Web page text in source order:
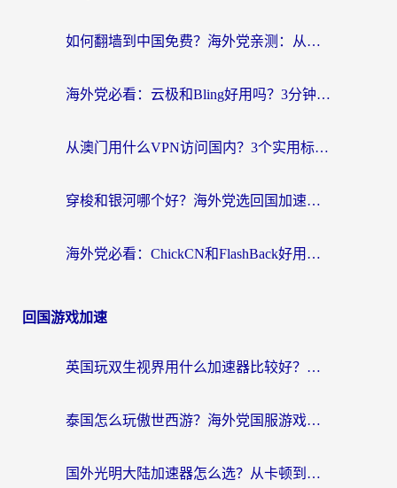
如何翻墙到中国免费？海外党亲测：从踩坑到选对加速器的全攻略
海外党必看：云极和Bling好用吗？3分钟教你选对回国加速器
从澳门用什么VPN访问国内？3个实用标准帮你避开坑，无缝刷剧听歌
穿梭和银河哪个好？海外党选回国加速器的避坑指南，附番茄加速器实测体验
海外党必看：ChickCN和FlashBack好用吗？3招教你选对回国加速器（附云极、HomeCN、斧牛vs艾果对比）
回国游戏加速
英国玩双生视界用什么加速器比较好？海外党亲测有效的国服游戏加速方案
泰国怎么玩傲世西游？海外党国服游戏加速终极攻略（附光明大陆量子特攻实测）
国外光明大陆加速器怎么选？从卡顿到丝滑的终极指南（含德国玩走开外星人墨西哥玩俄罗斯方块技巧）